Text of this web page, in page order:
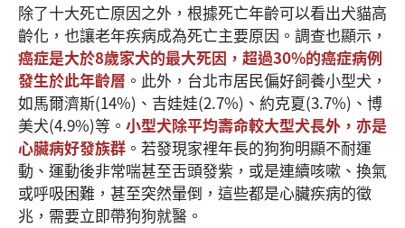
除了十大死亡原因之外，根據死亡年齡可以看出犬貓高
齡化，也讓老年疾病成為死亡主要原因。調查也顯示，
癌症是大於8歲家犬的最大死因，超過30%的癌症病例
發生於此年齡層 。此外，台北市居民偏好飼養小型犬，
如馬爾濟斯(14%)、吉娃娃(2.7%)、約克夏(3.7%)、博
美犬(4.9%)等。 小型犬除平均壽命較大型犬長外，亦是
心臟病好發族群 。若發現家裡年長的狗狗明顯不耐運
動、運動後非常喘甚至舌頭發紫，或是連續咳嗽、換氣
或呼吸困難，甚至突然暈倒，這些都是心臟疾病的徵
兆，需要立即帶狗狗就醫。